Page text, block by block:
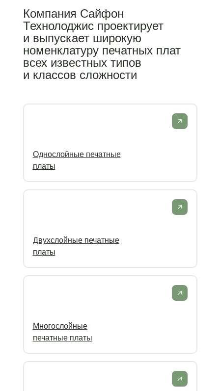
Компания Сайфон
Технолоджис проектирует
и выпускает широкую
номенклатуру печатных плат
всех известных типов
и классов сложности
Однослойные печатные
платы
Двухслойные печатные
платы
Многослойные
печатные платы